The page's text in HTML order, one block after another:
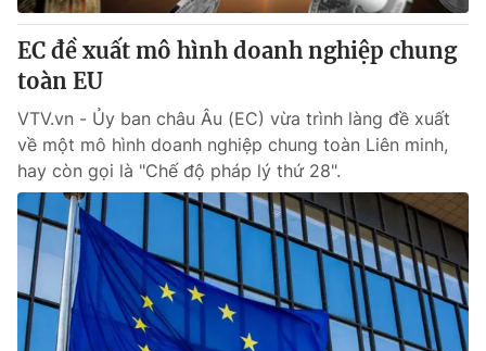
EC đề xuất mô hình doanh nghiệp chung
toàn EU
VTV.vn - Ủy ban châu Âu (EC) vừa trình làng đề xuất
về một mô hình doanh nghiệp chung toàn Liên minh,
hay còn gọi là "Chế độ pháp lý thứ 28".